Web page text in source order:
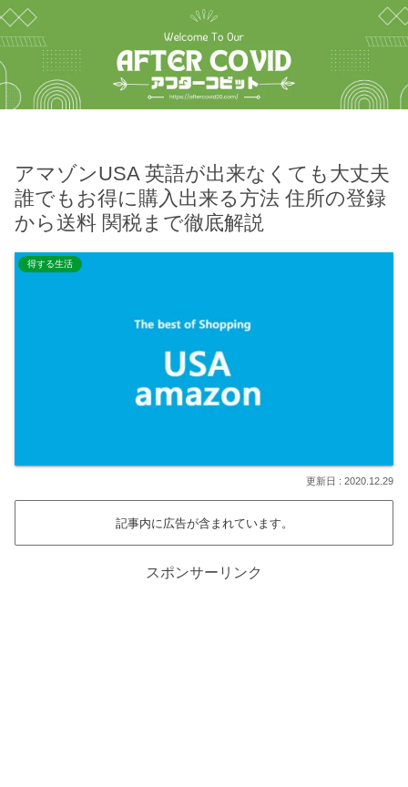
アマゾンUSA 英語が出来なくても大丈夫
誰でもお得に購入出来る方法 住所の登録
から送料 関税まで徹底解説
得する生活
2020.12.29
記事内に広告が含まれています。
スポンサーリンク